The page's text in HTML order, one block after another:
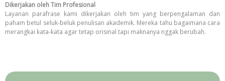
Dikerjakan oleh Tim Profesional
Layanan parafrase kami dikerjakan oleh tim yang berpengalaman dan
paham betul seluk-beluk penulisan akademik. Mereka tahu bagaimana cara
merangkai kata-kata agar tetap orisinal tapi maknanya nggak berubah.